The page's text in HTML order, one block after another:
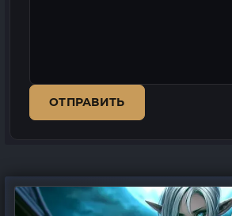
ОТПРАВИТЬ